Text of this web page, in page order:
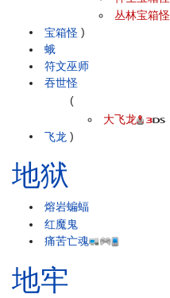
宝箱怪
丛林宝箱怪
)
蛾
符文巫师
吞世怪
飞龙
(
大飞龙
)
地狱
熔岩蝙蝠
红魔鬼
痛苦亡魂
地牢